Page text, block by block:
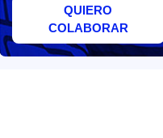
QUIERO
COLABORAR